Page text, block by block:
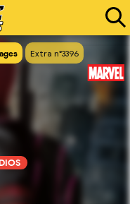
Extra n°3396